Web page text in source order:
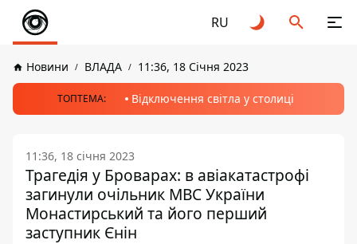
RU
Новини ВЛАДА 11:36, 18 Січня 2023
ТОПТЕМА: Відключення світла у столиці
11:36, 18 січня 2023
Трагедія у Броварах: в авіакатастрофі
загинули очільник МВС України
Монастирський та його перший
заступник Єнін